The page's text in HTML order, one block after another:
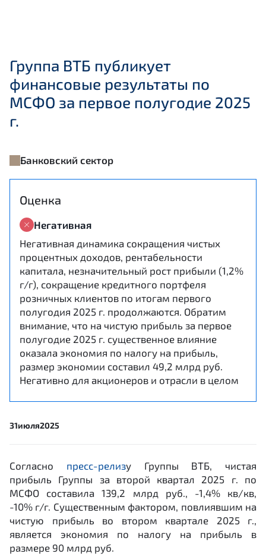
Группа ВТБ публикует
финансовые результаты по
МСФО за первое полугодие 2025
г.
Банковский сектор
Оценка
Негативная
Негативная динамика сокращения чистых
процентных доходов, рентабельности
капитала, незначительный рост прибыли (1,2%
г/г), сокращение кредитного портфеля
розничных клиентов по итогам первого
полугодия 2025 г. продолжаются. Обратим
внимание, что на чистую прибыль за первое
полугодие 2025 г. существенное влияние
оказала экономия по налогу на прибыль,
размер экономии составил 49,2 млрд руб.
Негативно для акционеров и отрасли в целом
31июля2025
Согласно пресс-релизу Группы ВТБ, чистая
прибыль Группы за второй квартал 2025 г. по
МСФО составила 139,2 млрд руб., -1,4% кв/кв,
-10% г/г. Существенным фактором, повлиявшим на
чистую прибыль во втором квартале 2025 г.,
является экономия по налогу на прибыль в
размере 90 млрд руб.